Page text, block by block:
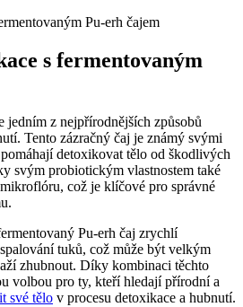
s fermentovaným
jedním z nejpřírodnějších způsobů
Tento zázračný čaj je známý svými
detoxikovat tělo od škodlivých
svým probiotickým vlastnostem také
což je klíčové pro správné
Pu-erh čaj zrychlí
tuků, což může být velkým
zhubnout. Díky kombinaci těchto
volbou pro ty, kteří hledají přírodní a
své tělo v procesu detoxikace a hubnutí.